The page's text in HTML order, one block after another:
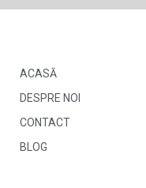
ACASĂ
DESPRE NOI
CONTACT
BLOG